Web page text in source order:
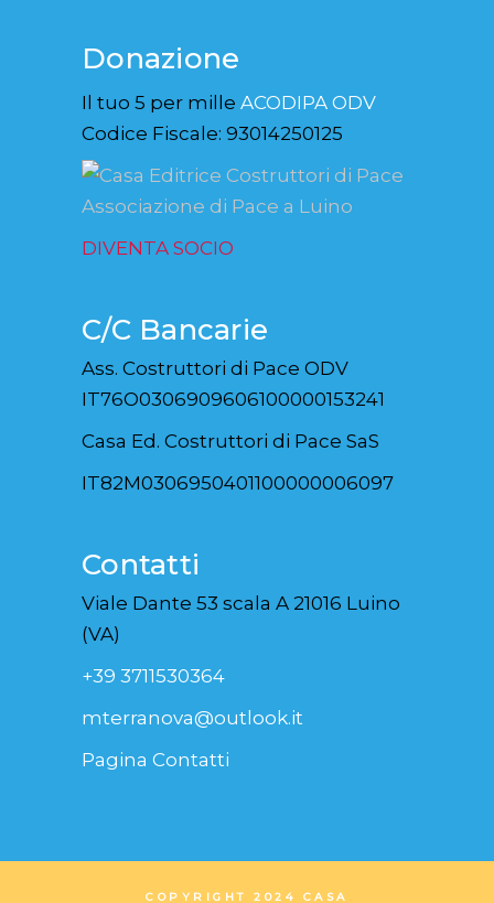
Donazione
Il tuo 5 per mille ACODIPA ODV
Codice Fiscale: 93014250125
DIVENTA SOCIO
C/C Bancarie
Ass. Costruttori di Pace ODV
IT76O0306909606100000153241
Casa Ed. Costruttori di Pace SaS
IT82M0306950401100000006097
Contatti
Viale Dante 53 scala A 21016 Luino
(VA)
+39 3711530364
mterranova@outlook.it
Pagina Contatti
COPYRIGHT 2024 CASA